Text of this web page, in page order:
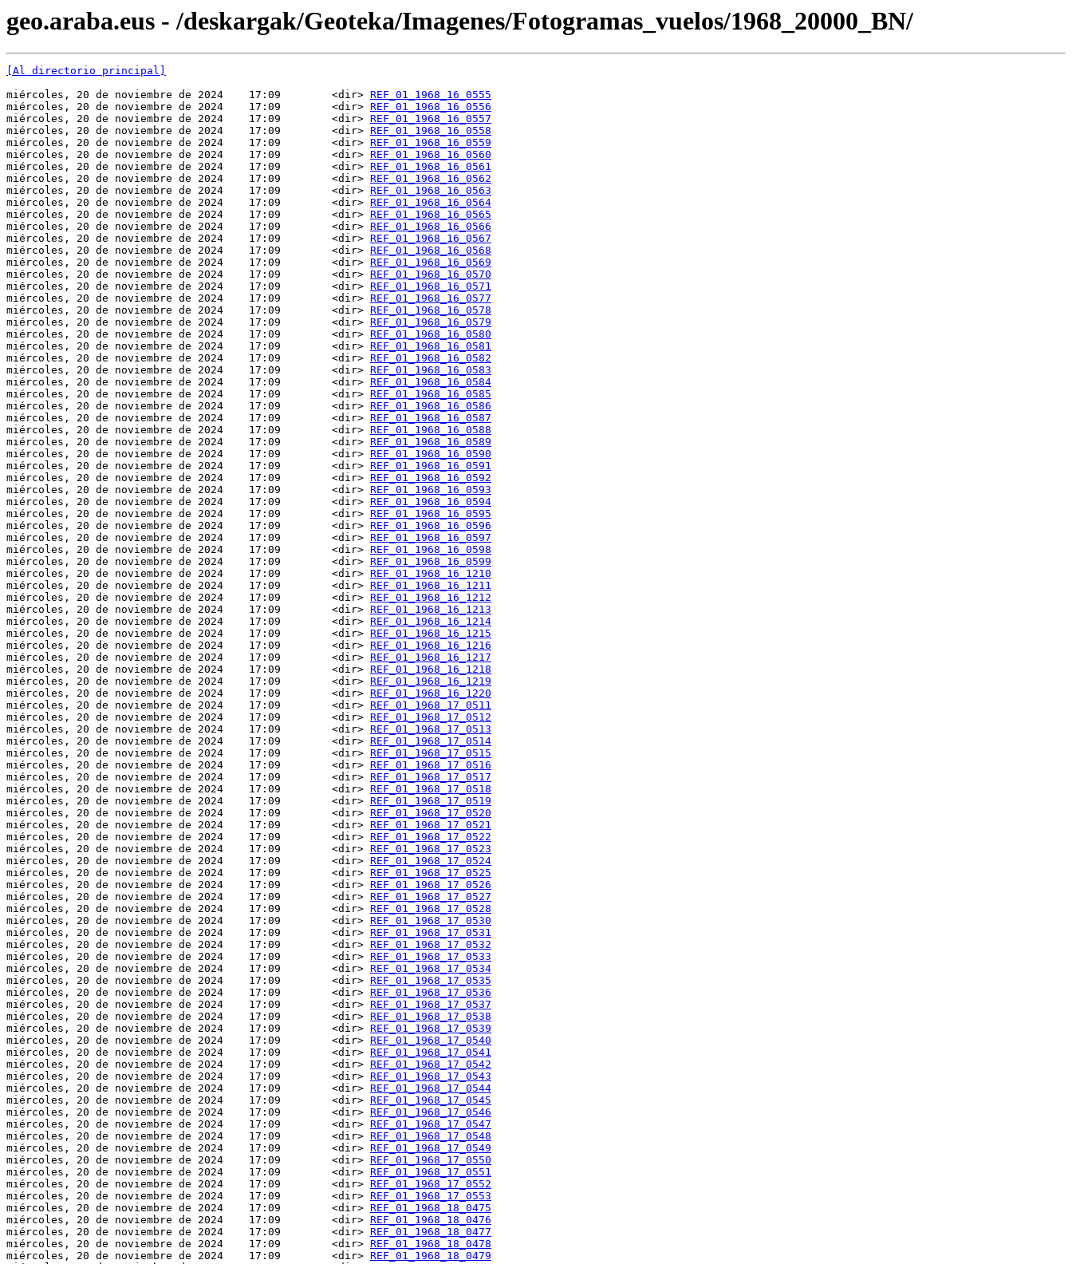
geo.araba.eus - /deskargak/Geoteka/Imagenes/Fotogramas_vuelos/1968_20000_BN/
[Al directorio principal]
miércoles, 20 de noviembre de 2024    17:09        <dir> REF_01_1968_16_0555
miércoles, 20 de noviembre de 2024    17:09        <dir> REF_01_1968_16_0556
miércoles, 20 de noviembre de 2024    17:09        <dir> REF_01_1968_16_0557
miércoles, 20 de noviembre de 2024    17:09        <dir> REF_01_1968_16_0558
miércoles, 20 de noviembre de 2024    17:09        <dir> REF_01_1968_16_0559
miércoles, 20 de noviembre de 2024    17:09        <dir> REF_01_1968_16_0560
miércoles, 20 de noviembre de 2024    17:09        <dir> REF_01_1968_16_0561
miércoles, 20 de noviembre de 2024    17:09        <dir> REF_01_1968_16_0562
miércoles, 20 de noviembre de 2024    17:09        <dir> REF_01_1968_16_0563
miércoles, 20 de noviembre de 2024    17:09        <dir> REF_01_1968_16_0564
miércoles, 20 de noviembre de 2024    17:09        <dir> REF_01_1968_16_0565
miércoles, 20 de noviembre de 2024    17:09        <dir> REF_01_1968_16_0566
miércoles, 20 de noviembre de 2024    17:09        <dir> REF_01_1968_16_0567
miércoles, 20 de noviembre de 2024    17:09        <dir> REF_01_1968_16_0568
miércoles, 20 de noviembre de 2024    17:09        <dir> REF_01_1968_16_0569
miércoles, 20 de noviembre de 2024    17:09        <dir> REF_01_1968_16_0570
miércoles, 20 de noviembre de 2024    17:09        <dir> REF_01_1968_16_0571
miércoles, 20 de noviembre de 2024    17:09        <dir> REF_01_1968_16_0577
miércoles, 20 de noviembre de 2024    17:09        <dir> REF_01_1968_16_0578
miércoles, 20 de noviembre de 2024    17:09        <dir> REF_01_1968_16_0579
miércoles, 20 de noviembre de 2024    17:09        <dir> REF_01_1968_16_0580
miércoles, 20 de noviembre de 2024    17:09        <dir> REF_01_1968_16_0581
miércoles, 20 de noviembre de 2024    17:09        <dir> REF_01_1968_16_0582
miércoles, 20 de noviembre de 2024    17:09        <dir> REF_01_1968_16_0583
miércoles, 20 de noviembre de 2024    17:09        <dir> REF_01_1968_16_0584
miércoles, 20 de noviembre de 2024    17:09        <dir> REF_01_1968_16_0585
miércoles, 20 de noviembre de 2024    17:09        <dir> REF_01_1968_16_0586
miércoles, 20 de noviembre de 2024    17:09        <dir> REF_01_1968_16_0587
miércoles, 20 de noviembre de 2024    17:09        <dir> REF_01_1968_16_0588
miércoles, 20 de noviembre de 2024    17:09        <dir> REF_01_1968_16_0589
miércoles, 20 de noviembre de 2024    17:09        <dir> REF_01_1968_16_0590
miércoles, 20 de noviembre de 2024    17:09        <dir> REF_01_1968_16_0591
miércoles, 20 de noviembre de 2024    17:09        <dir> REF_01_1968_16_0592
miércoles, 20 de noviembre de 2024    17:09        <dir> REF_01_1968_16_0593
miércoles, 20 de noviembre de 2024    17:09        <dir> REF_01_1968_16_0594
miércoles, 20 de noviembre de 2024    17:09        <dir> REF_01_1968_16_0595
miércoles, 20 de noviembre de 2024    17:09        <dir> REF_01_1968_16_0596
miércoles, 20 de noviembre de 2024    17:09        <dir> REF_01_1968_16_0597
miércoles, 20 de noviembre de 2024    17:09        <dir> REF_01_1968_16_0598
miércoles, 20 de noviembre de 2024    17:09        <dir> REF_01_1968_16_0599
miércoles, 20 de noviembre de 2024    17:09        <dir> REF_01_1968_16_1210
miércoles, 20 de noviembre de 2024    17:09        <dir> REF_01_1968_16_1211
miércoles, 20 de noviembre de 2024    17:09        <dir> REF_01_1968_16_1212
miércoles, 20 de noviembre de 2024    17:09        <dir> REF_01_1968_16_1213
miércoles, 20 de noviembre de 2024    17:09        <dir> REF_01_1968_16_1214
miércoles, 20 de noviembre de 2024    17:09        <dir> REF_01_1968_16_1215
miércoles, 20 de noviembre de 2024    17:09        <dir> REF_01_1968_16_1216
miércoles, 20 de noviembre de 2024    17:09        <dir> REF_01_1968_16_1217
miércoles, 20 de noviembre de 2024    17:09        <dir> REF_01_1968_16_1218
miércoles, 20 de noviembre de 2024    17:09        <dir> REF_01_1968_16_1219
miércoles, 20 de noviembre de 2024    17:09        <dir> REF_01_1968_16_1220
miércoles, 20 de noviembre de 2024    17:09        <dir> REF_01_1968_17_0511
miércoles, 20 de noviembre de 2024    17:09        <dir> REF_01_1968_17_0512
miércoles, 20 de noviembre de 2024    17:09        <dir> REF_01_1968_17_0513
miércoles, 20 de noviembre de 2024    17:09        <dir> REF_01_1968_17_0514
miércoles, 20 de noviembre de 2024    17:09        <dir> REF_01_1968_17_0515
miércoles, 20 de noviembre de 2024    17:09        <dir> REF_01_1968_17_0516
miércoles, 20 de noviembre de 2024    17:09        <dir> REF_01_1968_17_0517
miércoles, 20 de noviembre de 2024    17:09        <dir> REF_01_1968_17_0518
miércoles, 20 de noviembre de 2024    17:09        <dir> REF_01_1968_17_0519
miércoles, 20 de noviembre de 2024    17:09        <dir> REF_01_1968_17_0520
miércoles, 20 de noviembre de 2024    17:09        <dir> REF_01_1968_17_0521
miércoles, 20 de noviembre de 2024    17:09        <dir> REF_01_1968_17_0522
miércoles, 20 de noviembre de 2024    17:09        <dir> REF_01_1968_17_0523
miércoles, 20 de noviembre de 2024    17:09        <dir> REF_01_1968_17_0524
miércoles, 20 de noviembre de 2024    17:09        <dir> REF_01_1968_17_0525
miércoles, 20 de noviembre de 2024    17:09        <dir> REF_01_1968_17_0526
miércoles, 20 de noviembre de 2024    17:09        <dir> REF_01_1968_17_0527
miércoles, 20 de noviembre de 2024    17:09        <dir> REF_01_1968_17_0528
miércoles, 20 de noviembre de 2024    17:09        <dir> REF_01_1968_17_0530
miércoles, 20 de noviembre de 2024    17:09        <dir> REF_01_1968_17_0531
miércoles, 20 de noviembre de 2024    17:09        <dir> REF_01_1968_17_0532
miércoles, 20 de noviembre de 2024    17:09        <dir> REF_01_1968_17_0533
miércoles, 20 de noviembre de 2024    17:09        <dir> REF_01_1968_17_0534
miércoles, 20 de noviembre de 2024    17:09        <dir> REF_01_1968_17_0535
miércoles, 20 de noviembre de 2024    17:09        <dir> REF_01_1968_17_0536
miércoles, 20 de noviembre de 2024    17:09        <dir> REF_01_1968_17_0537
miércoles, 20 de noviembre de 2024    17:09        <dir> REF_01_1968_17_0538
miércoles, 20 de noviembre de 2024    17:09        <dir> REF_01_1968_17_0539
miércoles, 20 de noviembre de 2024    17:09        <dir> REF_01_1968_17_0540
miércoles, 20 de noviembre de 2024    17:09        <dir> REF_01_1968_17_0541
miércoles, 20 de noviembre de 2024    17:09        <dir> REF_01_1968_17_0542
miércoles, 20 de noviembre de 2024    17:09        <dir> REF_01_1968_17_0543
miércoles, 20 de noviembre de 2024    17:09        <dir> REF_01_1968_17_0544
miércoles, 20 de noviembre de 2024    17:09        <dir> REF_01_1968_17_0545
miércoles, 20 de noviembre de 2024    17:09        <dir> REF_01_1968_17_0546
miércoles, 20 de noviembre de 2024    17:09        <dir> REF_01_1968_17_0547
miércoles, 20 de noviembre de 2024    17:09        <dir> REF_01_1968_17_0548
miércoles, 20 de noviembre de 2024    17:09        <dir> REF_01_1968_17_0549
miércoles, 20 de noviembre de 2024    17:09        <dir> REF_01_1968_17_0550
miércoles, 20 de noviembre de 2024    17:09        <dir> REF_01_1968_17_0551
miércoles, 20 de noviembre de 2024    17:09        <dir> REF_01_1968_17_0552
miércoles, 20 de noviembre de 2024    17:09        <dir> REF_01_1968_17_0553
miércoles, 20 de noviembre de 2024    17:09        <dir> REF_01_1968_18_0475
miércoles, 20 de noviembre de 2024    17:09        <dir> REF_01_1968_18_0476
miércoles, 20 de noviembre de 2024    17:09        <dir> REF_01_1968_18_0477
miércoles, 20 de noviembre de 2024    17:09        <dir> REF_01_1968_18_0478
miércoles, 20 de noviembre de 2024    17:09        <dir> REF_01_1968_18_0479